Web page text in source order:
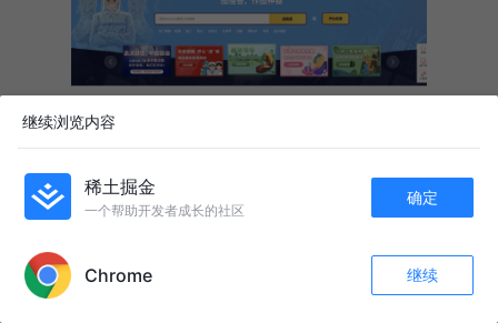
再就是可以在线PS的
268
继续浏览内容
稀土掘金
一个帮助开发者成长的社区
确定
Chrome 继续